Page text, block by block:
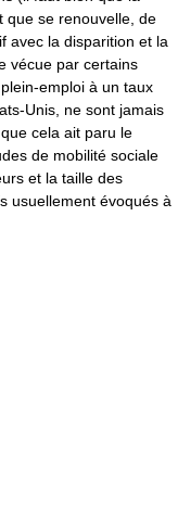
que se renouvelle, de
avec la disparition et la
vécue par certains
emploi à un taux
Unis, ne sont jamais
cela ait paru le
de mobilité sociale
et la taille des
usuellement évoqués à